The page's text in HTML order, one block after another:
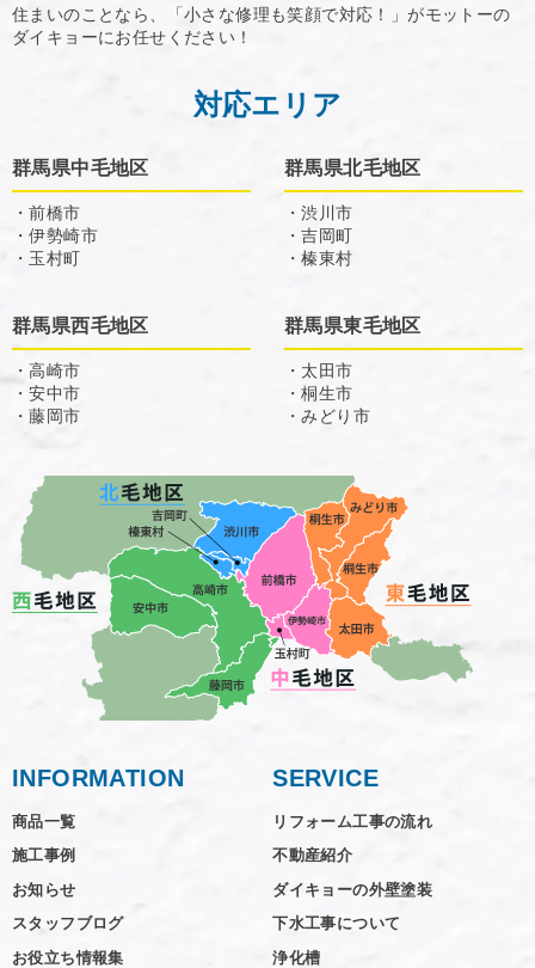
住まいのことなら、「小さな修理も笑顔で対応！」がモットーの
ダイキョーにお任せください！
対応エリア
群馬県中毛地区
・前橋市
・伊勢崎市
・玉村町
群馬県北毛地区
・渋川市
・吉岡町
・榛東村
群馬県西毛地区
・高崎市
・安中市
・藤岡市
群馬県東毛地区
・太田市
・桐生市
・みどり市
INFORMATION
商品一覧
施工事例
お知らせ
スタッフブログ
お役立ち情報集
SERVICE
リフォーム工事の流れ
不動産紹介
ダイキョーの外壁塗装
下水工事について
浄化槽